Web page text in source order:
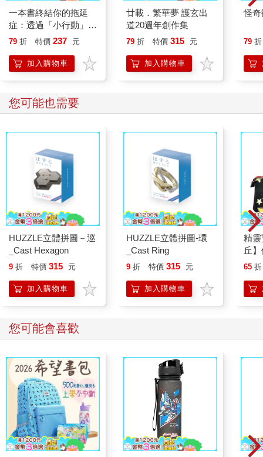
一本書終結你的拖延
症：透過「小行動」打
開大腦的行動開關，懶
的37個科學方法
79 折 特價 237 元
加入購物車
廿載．繁華夢 護玄出
道20週年創作集
79 折 特價 315 元
加入購物車
怪
79 折
您可能也需要
HUZZLE立體拼圖－巡
_Cast Hexagon
9 折 特價 315 元
加入購物車
HUZZLE立體拼圖-環
_Cast Ring
9 折 特價 315 元
加入購物車
精
丘
65 折
您可能會喜歡